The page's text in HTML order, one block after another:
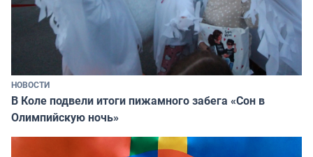
НОВОСТИ
В Коле подвели итоги пижамного забега «Сон в
Олимпийскую ночь»